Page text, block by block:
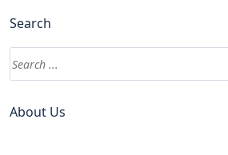
Search
About Us